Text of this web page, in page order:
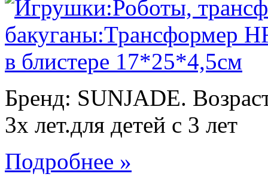
Бренд: SUNJADE.
3х лет.для детей с 3 лет
Подробнее »